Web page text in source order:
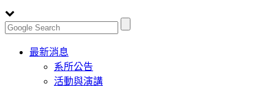
Toggle
navigation
最新消息
系所公告
活動與演講